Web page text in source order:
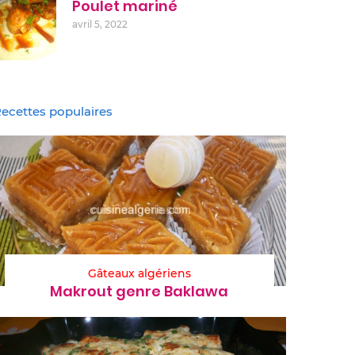
Poulet mariné
avril 5, 2022
populaires
Gâteaux algériens
Makrout genre Baklawa